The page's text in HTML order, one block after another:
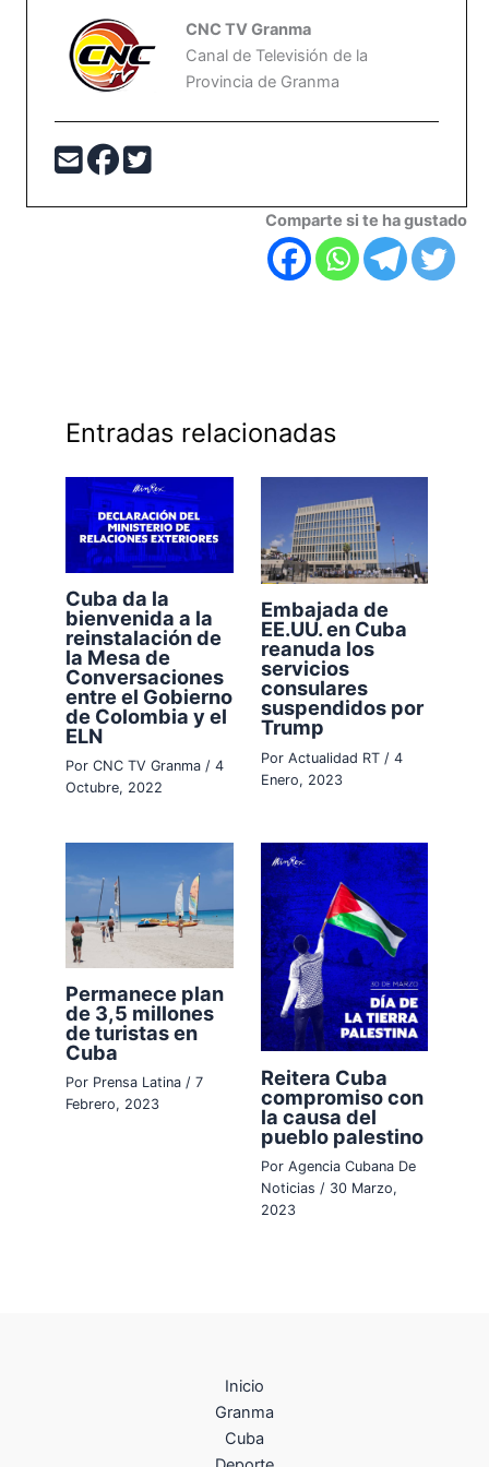
CNC TV Granma
Canal de Televisión de la
Provincia de Granma
Comparte si te ha gustado
Entradas relacionadas
Cuba da la
bienvenida a la
reinstalación de
la Mesa de
Conversaciones
entre el Gobierno
de Colombia y el
ELN
PorCNC TV Granma/4
Octubre, 2022
Embajada de
EE.UU. en Cuba
reanuda los
servicios
consulares
suspendidos por
Trump
Por Actualidad RT / 4
Enero, 2023
Permanece plan
de 3,5 millones
de turistas en
Cuba
Por Prensa Latina/7
Febrero, 2023
Reitera Cuba
compromiso con
la causa del
pueblo palestino
Por Agencia Cubana De
Noticias / 30 Marzo,
2023
Inicio
Granma
Cuba